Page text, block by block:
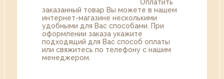
Оплатить
заказанный товар Вы можете в нашем
интернет-магазине несколькими
удобными для Вас способами. При
оформлении заказа укажите
подходящий для Вас способ оплаты
или свяжитесь по телефону с нашим
менеджером.